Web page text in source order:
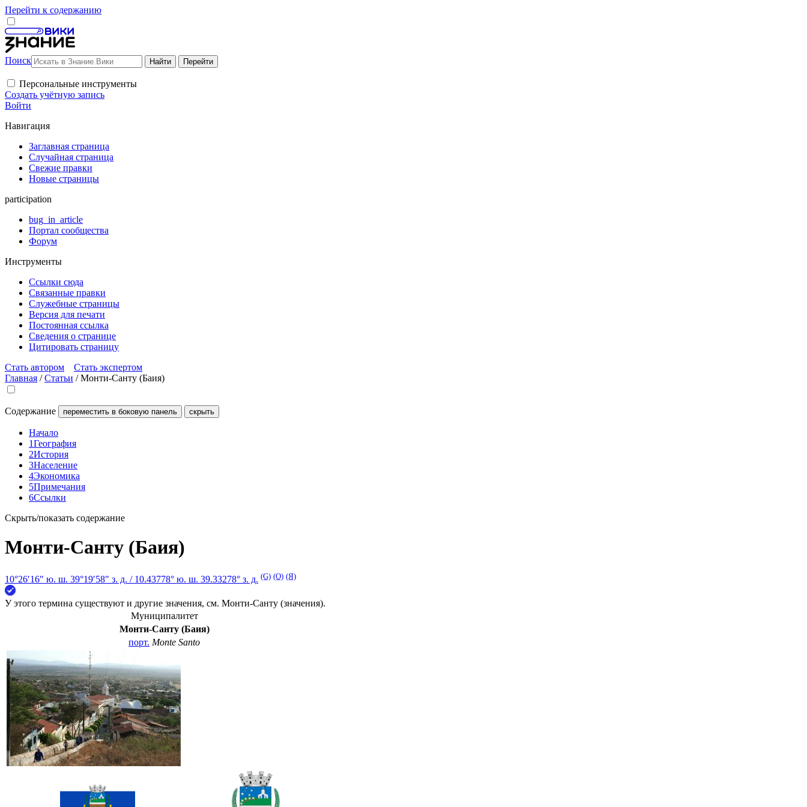
Перейти к содержанию
Поиск
Персональные инструменты
Создать учётную запись
Войти
Навигация
Заглавная страница
Случайная страница
Свежие правки
Новые страницы
participation
bug_in_article
Портал сообщества
Форум
Инструменты
Ссылки сюда
Связанные правки
Служебные страницы
Версия для печати
Постоянная ссылка
Сведения о странице
Цитировать страницу
Стать автором
Стать экспертом
Главная /Статьи /Монти-Санту (Баия)
Содержание переместить в боковую панель скрыть
Начало
1География
2История
3Население
4Экономика
5Примечания
6Ссылки
Скрыть/показать содержание
Монти-Санту (Баия)
10°26′16″ ю. ш. 39°19′58″ з. д. / 10.43778° ю. ш. 39.33278° з. д. (G) (O) (Я)
У этого термина существуют и другие значения, см. Монти-Санту (значения).
Муниципалитет
Монти-Санту (Баия)
порт. Monte Santo